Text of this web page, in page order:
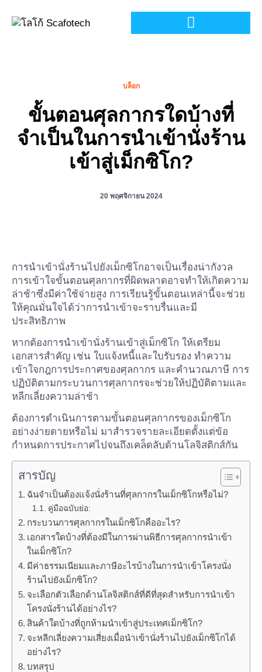
บล็อก
ขั้นตอนศุลกากรใดบ้างที่
จำเป็นในการนำเข้านั่งร้าน
เข้าสู่เม็กซิโก?
20 พฤศจิกายน 2024
การนำเข้านั่งร้านไปยังเม็กซิโกอาจเป็นเรื่องน่ากังวล
การเข้าใจขั้นตอนศุลกากรที่ผิดพลาดอาจทำให้เกิดความ
ล่าช้าซึ่งมีค่าใช้จ่ายสูง การเรียนรู้ขั้นตอนเหล่านี้จะช่วย
ให้คุณมั่นใจได้ว่าการนำเข้าจะราบรื่นและมี
ประสิทธิภาพ
หากต้องการนำเข้านั่งร้านเข้าสู่เม็กซิโก ให้เตรียม
เอกสารสำคัญ เช่น ใบแจ้งหนี้และใบรับรอง ทำความ
เข้าใจกฎการประกาศของศุลกากร และคำนวณภาษี การ
ปฏิบัติตามกระบวนการศุลกากรจะช่วยให้ปฏิบัติตามและ
หลีกเลี่ยงความล่าช้า
ต้องการดำเนินการตามขั้นตอนศุลกากรของเม็กซิโก
อย่างง่ายดายหรือไม่ มาสำรวจรายละเอียดตั้งแต่ข้อ
กำหนดการประกาศไปจนถึงเคล็ดลับด้านโลจิสติกส์กัน
สารบัญ
ฉันจำเป็นต้องแจ้งนั่งร้านที่ศุลกากรในเม็กซิโกหรือไม่?
คู่มือฉบับย่อ:
กระบวนการศุลกากรในเม็กซิโกคืออะไร?
เอกสารใดบ้างที่ต้องมีในการผ่านพิธีการศุลกากรนำเข้า
ในเม็กซิโก?
มีค่าธรรมเนียมและภาษีอะไรบ้างในการนำเข้าโครงนั่ง
ร้านไปยังเม็กซิโก?
จะเลือกตัวเลือกด้านโลจิสติกส์ที่ดีที่สุดสำหรับการนำเข้า
โครงนั่งร้านได้อย่างไร?
สินค้าใดบ้างที่ถูกห้ามนำเข้าสู่ประเทศเม็กซิโก?
จะหลีกเลี่ยงความเสี่ยงเมื่อนำเข้านั่งร้านไปยังเม็กซิโกได้
อย่างไร?
บทสรุป